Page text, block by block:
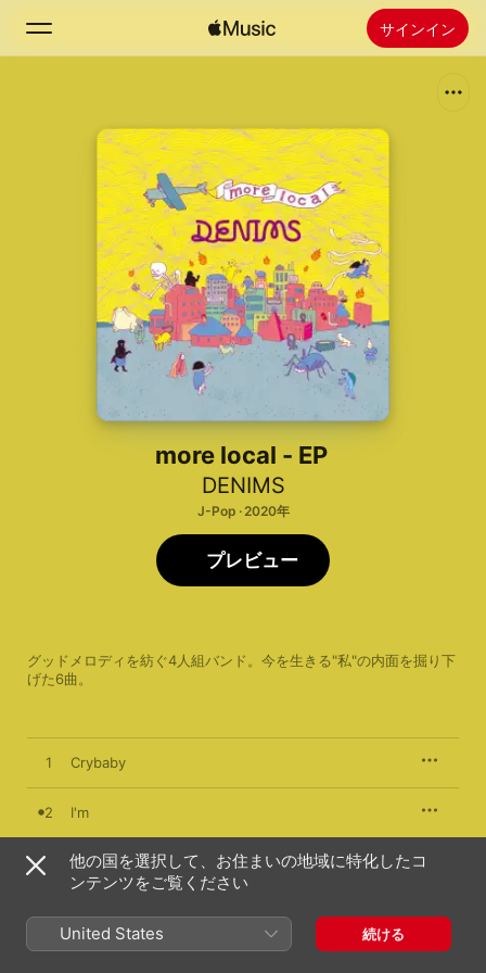
サインイン
ホーム
新着おすすめ
ラジオ
Apple Musicをインストール
more local - EP
DENIMS
J-Pop · 2020年
グッドメロディを紡ぐ4人組バンド。今を生きる"私"の内面を掘り下
げた6曲。
プレビュー
1 Crybaby
2 I'm
3 The Lights
他の国を選択して、お住まいの地域に特化したコ
ンテンツをご覧ください
United States 続ける